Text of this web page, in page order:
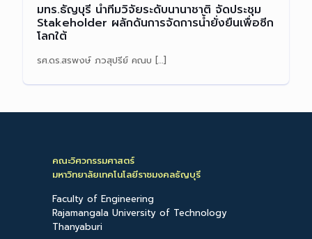
มทร.ธัญบุรี นำทีมวิจัยระดับนานาชาติ จัดประชุม
Stakeholder ผลักดันการจัดการน้ำยั่งยืนเพื่อซีก
โลกใต้
รศ.ดร.สรพงษ์ ภวสุปรีย์ คณบ […]
คณะวิศวกรรมศาสตร์
มหาวิทยาลัยเทคโนโลยีราชมงคลธัญบุรี
Faculty of Engineering
Rajamangala University of Technology
Thanyaburi